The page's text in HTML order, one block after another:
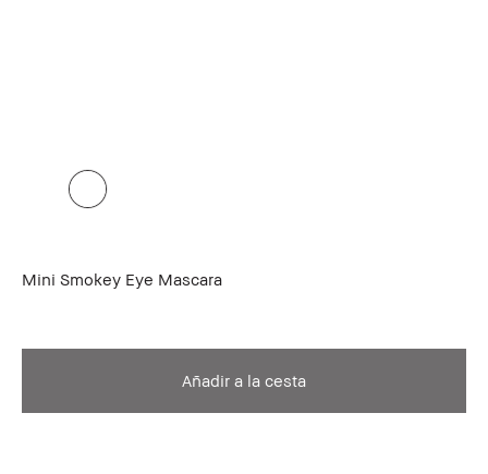
Mini Smokey Eye Mascara
Añadir a la cesta